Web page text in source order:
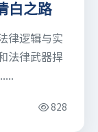
白之路
律逻辑与实
法律武器捍
828